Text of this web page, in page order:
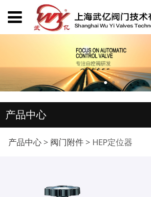
产品中心
HEP定位器
产品中心> 阀门附件> HEP定位器